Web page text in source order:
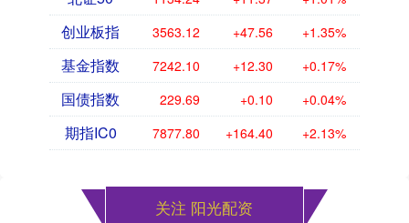
创业板指 3563.12 +47.56 +1.35%
基金指数 7242.10 +12.30 +0.17%
国债指数 229.69 +0.10 +0.04%
期指IC0 7877.80 +164.40 +2.13%
关注 阳光配资